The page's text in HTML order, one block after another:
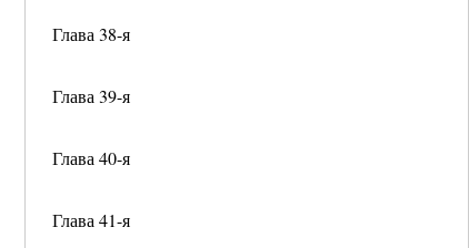
Глава 38-я
Глава 39-я
Глава 40-я
Глава 41-я